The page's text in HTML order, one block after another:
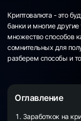
Криптовалюта - это
банки и многие
множество способов
сомнительных для
разберем способы и
Оглавление
Заработкок на